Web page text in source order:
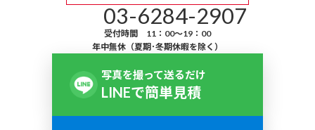
03-6284-2907
受付時間 11：00～19：00
年中無休（夏期･冬期休暇を除く）
写真を撮って送るだけ
LINEで簡単見積